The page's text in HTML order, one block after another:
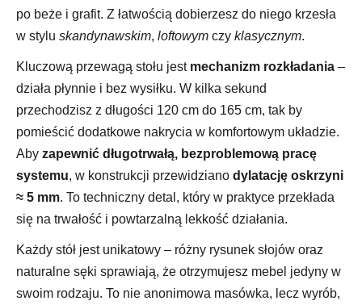
po beże i grafit. Z łatwością dobierzesz do niego krzesła
w stylu skandynawskim, loftowym czy klasycznym.
Kluczową przewagą stołu jest mechanizm rozkładania –
działa płynnie i bez wysiłku. W kilka sekund
przechodzisz z długości 120 cm do 165 cm, tak by
pomieścić dodatkowe nakrycia w komfortowym układzie.
Aby zapewnić długotrwałą, bezproblemową pracę
systemu, w konstrukcji przewidziano dylatację oskrzyni
≈ 5 mm. To techniczny detal, który w praktyce przekłada
się na trwałość i powtarzalną lekkość działania.
Każdy stół jest unikatowy – różny rysunek słojów oraz
naturalne sęki sprawiają, że otrzymujesz mebel jedyny w
swoim rodzaju. To nie anonimowa masówka, lecz wyrób,